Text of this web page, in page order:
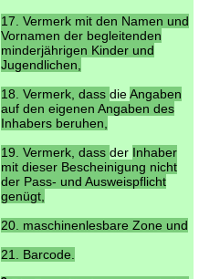
17. Vermerk mit den Namen und
Vornamen der begleitenden
minderjährigen Kinder und
Jugendlichen,
18. Vermerk, dass dieAngaben
auf den eigenen Angaben des
Inhabers beruhen,
19. Vermerk, dass der Inhaber
mit dieser Bescheinigung nicht
der Pass- und Ausweispflicht
genügt,
20. maschinenlesbare Zone und
21. Barcode.